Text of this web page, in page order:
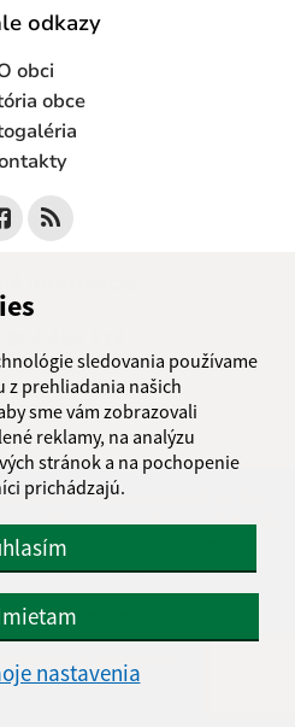
sledovania používame
z prehliadania našich
sme vám zobrazovali
reklamy, na analýzu
stránok a na pochopenie
prichádzajú.
nastavenia
odkazy
obci
obce
informácií s využitím RSS
2,Mapa stránok,web portál
,domény
,technický prevádzkovateľ
05.08.2026
Vyhlásenie o prístupnosti
|Cookies